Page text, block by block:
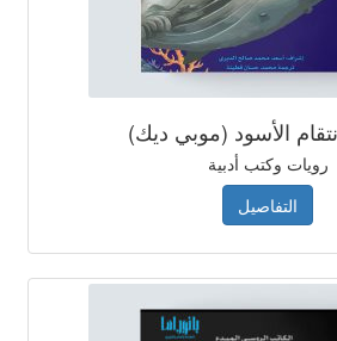
الأسود (موبي ديك)
رويات وكتب أدبية
التفاصيل